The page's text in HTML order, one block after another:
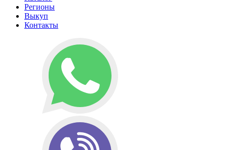
Регионы
Выкуп
Контакты